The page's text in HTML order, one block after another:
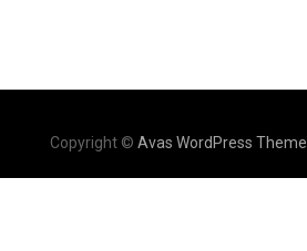
Copyright © Avas WordPress Theme